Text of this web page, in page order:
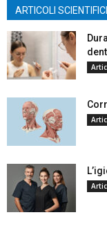
ARTICOLI SCIENTIFICI